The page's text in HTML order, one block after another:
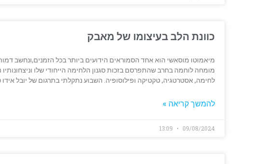
כוונת הלב בעיצומו של מאבק
מיאמוטו מוסאשי הוא אחד הסמוראים הידועים ביותר בכל הזמנים,ונחשב
מומחה לוחמה בחרב שהתפרסם בזכות סגנון הלחימה הייחודי שלו
לחימה, אסטרטגיה, טקטיקה ופילוסופיה. השבוע נתקלתי בתרגום של יובל
להמשך קריאה »
09/08/2024